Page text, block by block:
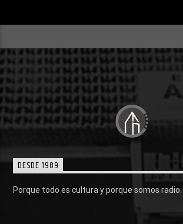
DESDE 1989
Porque todo es cultura y porque somos radio.